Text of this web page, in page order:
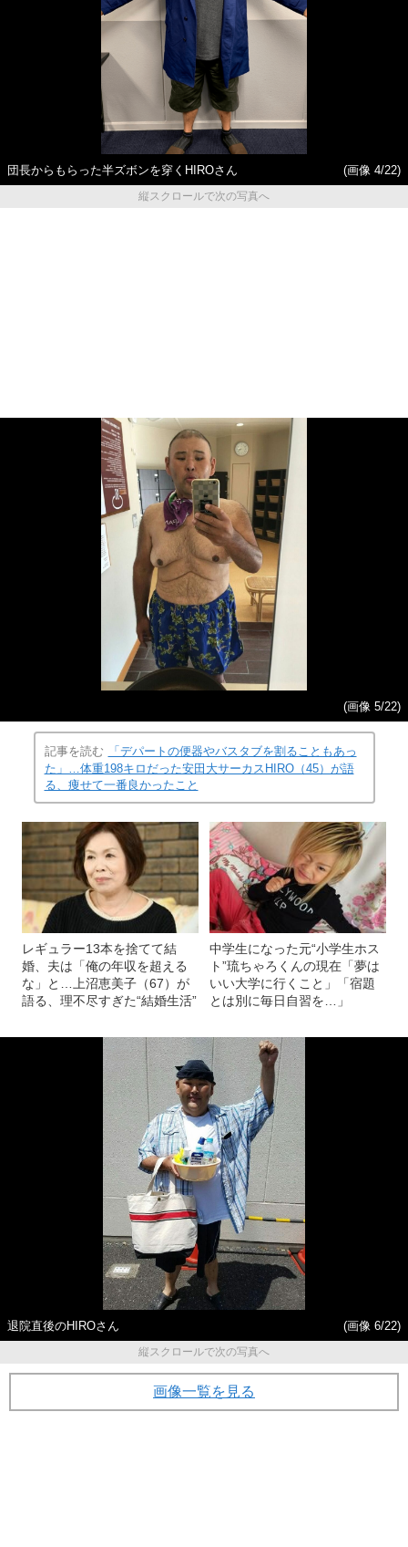
団長からもらった半ズボンを穿くHIROさん
(画像 4/22)
縦スクロールで次の写真へ
(画像 5/22)
記事を読む
「デパートの便器やバスタブを割ることもあっ
た」…体重198キロだった安田大サーカスHIRO（45）が語
る、痩せて一番良かったこと
レギュラー13本を捨てて結
婚、夫は「俺の年収を超える
な」と…上沼恵美子（67）が
語る、理不尽すぎた“結婚生活”
中学生になった元“小学生ホス
ト”琉ちゃろくんの現在「夢は
いい大学に行くこと」「宿題
とは別に毎日自習を…」
退院直後のHIROさん
(画像 6/22)
縦スクロールで次の写真へ
画像一覧を見る